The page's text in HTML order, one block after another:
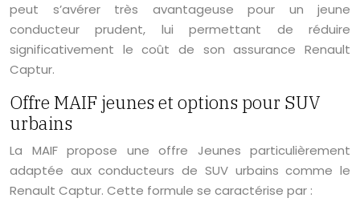
peut s’avérer très avantageuse pour un jeune
conducteur prudent, lui permettant de réduire
significativement le coût de son assurance Renault
Captur.
Offre MAIF jeunes et options pour SUV
urbains
La MAIF propose une offre Jeunes particulièrement
adaptée aux conducteurs de SUV urbains comme le
Renault Captur. Cette formule se caractérise par :